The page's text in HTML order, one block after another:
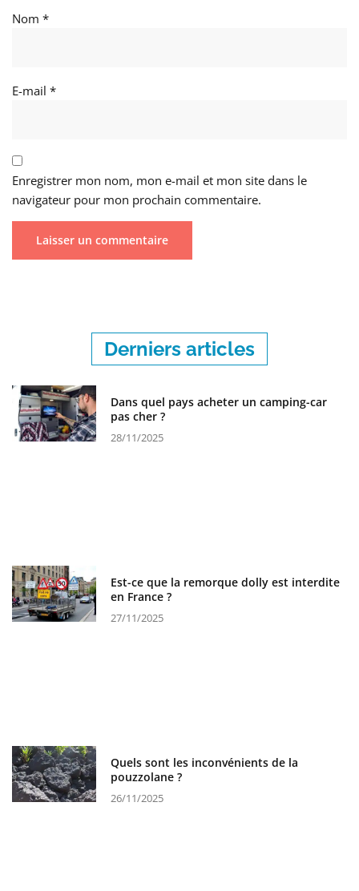
Nom *
E-mail *
Enregistrer mon nom, mon e-mail et mon site dans le
navigateur pour mon prochain commentaire.
Derniers articles
Dans quel pays acheter un camping-car
pas cher ?
28/11/2025
Est-ce que la remorque dolly est interdite
en France ?
27/11/2025
Quels sont les inconvénients de la
pouzzolane ?
26/11/2025